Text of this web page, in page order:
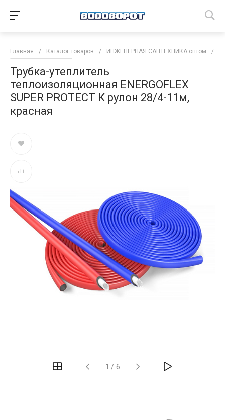
Главная / Каталог товаров / ИНЖЕНЕРНАЯ САНТЕХНИКА оптом /
Трубка-утеплитель
теплоизоляционная ENERGOFLEX
SUPER PROTECT К рулон 28/4-11м,
красная
1 / 6